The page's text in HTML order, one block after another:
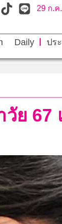
29 ก.ค
Daily ปร
ย 67